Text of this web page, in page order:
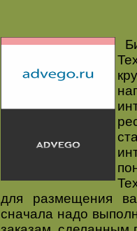
для размещения
сначала надо